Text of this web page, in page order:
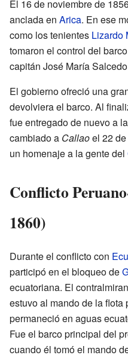
El 16 de noviembre de
anclada en Arica. En ese
como los tenientes Lizardo
tomaron el control del
capitán José María
El gobierno ofreció una
devolviera el barco. Al
fue entregado de nuevo a
cambiado a Callaoel 22
un homenaje a la gente del
Conflicto
1860)
Durante el conflicto con
participó en el bloqueo de
ecuatoriana. El
estuvo al mando de la
permaneció en aguas
Fue el barco principal del
cuando él tomó el mando